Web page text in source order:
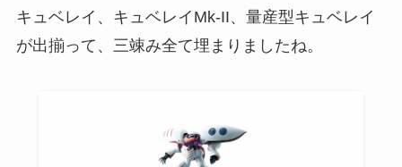
キュベレイ、キュベレイMk-II、量産型キュベレイ
が出揃って、三竦み全て埋まりましたね。